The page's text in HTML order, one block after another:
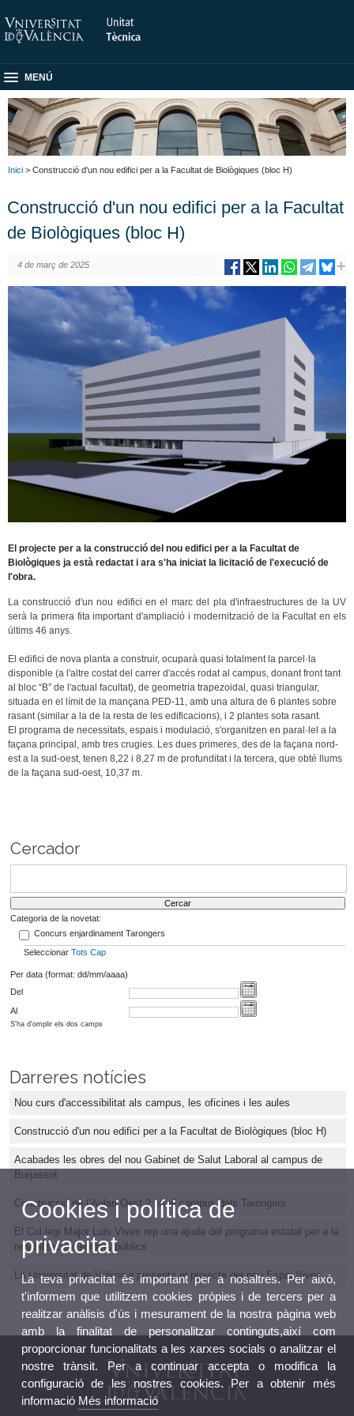
MENÚ
Inici > Construcció d'un nou edifici per a la Facultat de Biològiques (bloc H)
Construcció d'un nou edifici per a la Facultat
de Biològiques (bloc H)
4 de març de 2025
El projecte per a la construcció del nou edifici per a la Facultat de
Biològiques ja està redactat i ara s'ha iniciat la licitació de l'execució de
l'obra.
La construcció d'un nou edifici en el marc del pla d'infraestructures de la UV
serà la primera fita important d'ampliació i modernització de la Facultat en els
últims 46 anys.
El edifici de nova planta a construir, ocuparà quasi totalment la parcel·la
disponible (a l'altre costat del carrer d'accés rodat al campus, donant front tant
al bloc “B” de l'actual facultat), de geometria trapezoidal, quasi triangular,
situada en el límit de la mançana PED-11, amb una altura de 6 plantes sobre
rasant (similar a la de la resta de les edificacions), i 2 plantes sota rasant.
El programa de necessitats, espais i modulació, s'organitzen en paral·lel a la
façana principal, amb tres crugies. Les dues primeres, des de la façana nord-
est a la sud-oest, tenen 8,22 i 8,27 m de profunditat i la tercera, que obté llums
de la façana sud-oest, 10,37 m.
Cercador
Categoria de la novetat:
Concurs enjardinament Tarongers
Seleccionar Tots Cap
Per data (format: dd/mm/aaaa)
Del
Al
S'ha d'omplir els dos camps
Darreres notícies
Nou curs d'accessibilitat als campus, les oficines i les aules
Construcció d'un nou edifici per a la Facultat de Biològiques (bloc H)
Acabades les obres del nou Gabinet de Salut Laboral al campus de
Burjassot
Construcció de l’Aulari Oest 2 en el campus dels Tarongers
El Col·legi Major Luis Vives rep una ajuda del programa estatal per a la
rehabilitació d'edificis públics
La Universitat de València presenta el projecte del nou Espai Vives
Cookies i política de
privacitat
La teva privacitat és important per a nosaltres. Per això,
t'informem que utilitzem cookies pròpies i de tercers per a
realitzar anàlisis d'ús i mesurament de la nostra pàgina web
amb la finalitat de personalitzar continguts,així com
proporcionar funcionalitats a les xarxes socials o analitzar el
nostre trànsit. Per a continuar accepta o modifica la
configuració de les nostres cookies. Per a obtenir més
informació Més informació